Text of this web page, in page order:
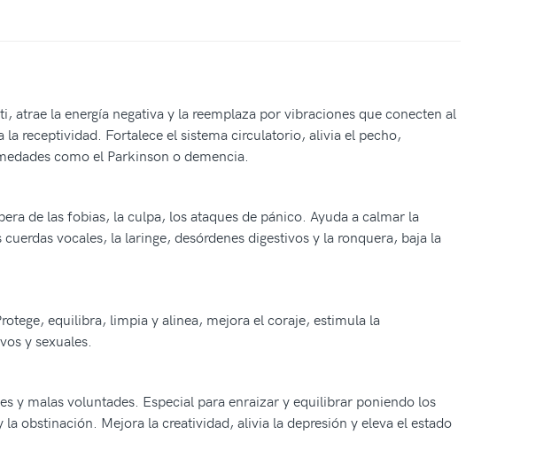
la energía negativa y la reemplaza por vibraciones que conecten al
receptividad. Fortalece el sistema circulatorio, alivia el pecho,
como el Parkinson o demencia.
de las fobias, la culpa, los ataques de pánico. Ayuda a calmar la
vocales, la laringe, desórdenes digestivos y la ronquera, baja la
equilibra, limpia y alinea, mejora el coraje, estimula la
y sexuales.
y malas voluntades. Especial para enraizar y equilibrar poniendo los
obstinación. Mejora la creatividad, alivia la depresión y eleva el estado